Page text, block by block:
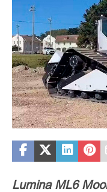
Lumina ML6